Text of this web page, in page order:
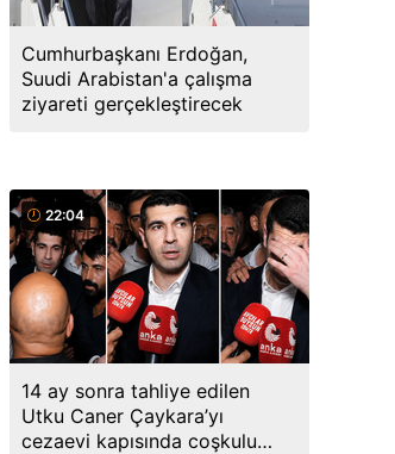
Cumhurbaşkanı Erdoğan,
Suudi Arabistan'a çalışma
ziyareti gerçekleştirecek
22:04
14 ay sonra tahliye edilen
Utku Caner Çaykara’yı
cezaevi kapısında coşkulu